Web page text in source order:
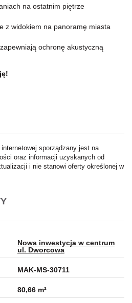
na ostatnim piętrze
z widokiem na panoramę miasta
ochronę akustyczną
sporządzany jest na
oraz informacji uzyskanych od
i nie stanowi oferty określonej w
Nowa inwestycja w centrum
ul. Dworcowa
MAK-MS-30711
80,66 m²